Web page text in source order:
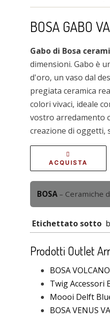
BOSA GABO
Gabo di Bosa
dimensioni. Gabo è
d'oro, un vaso dal
pregiata ceramica
colori vivaci, ideale
vostro arredamento
creazione di oggetti,
ACQUISTA
BOSA – Ceramiche
Etichettato sotto
Prodotti Outlet
BOSA
Twig Accessori
Moooi Delft
BOSA VENUS